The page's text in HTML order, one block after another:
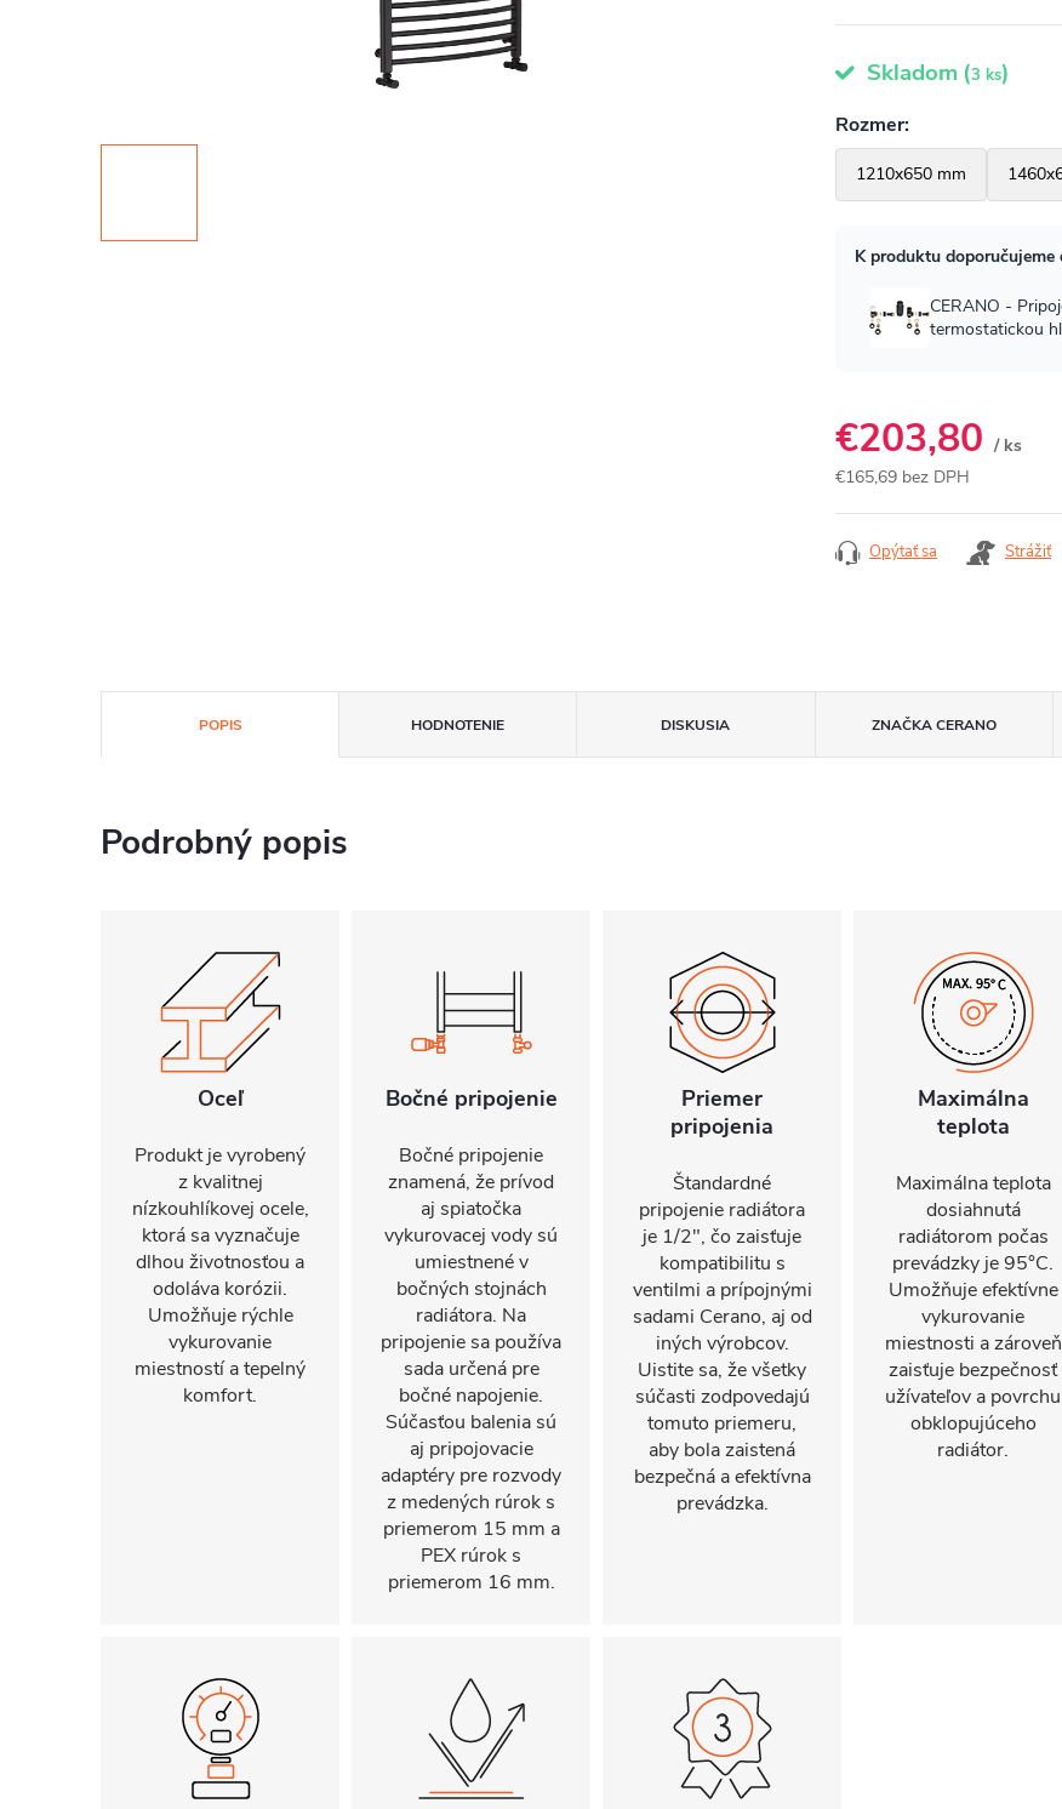
Skladom (3 ks)
€203,80 / ks
€165,69 bez DPH
Opýtať sa Strážiť
POPIS HODNOTENIE DISKUSIA ZNAČKACERANO
Podrobný popis
Oceľ
Produkt je vyrobený
z kvalitnej
nízkouhlíkovej ocele,
ktorá sa vyznačuje
dlhou životnosťou a
odoláva korózii.
Umožňuje rýchle
vykurovanie
miestností a tepelný
komfort.
Bočné pripojenie
Bočné pripojenie
znamená, že prívod
aj spiatočka
vykurovacej vody sú
umiestnené v
bočných stojnách
radiátora. Na
pripojenie sa používa
sada určená pre
bočné napojenie.
Súčasťou balenia sú
aj pripojovacie
adaptéry pre rozvody
z medených rúrok s
priemerom 15 mm a
PEX rúrok s
priemerom 16 mm.
Priemer
pripojenia
Štandardné
pripojenie radiátora
je 1/2", čo zaisťuje
kompatibilitu s
ventilmi a prípojnými
sadami Cerano, aj od
iných výrobcov.
Uistite sa, že všetky
súčasti zodpovedajú
tomuto priemeru,
aby bola zaistená
bezpečná a efektívna
prevádzka.
Maximálna
teplota
Maximálna teplota
dosiahnutá
radiátorom počas
prevádzky je 95°C.
Umožňuje efektívne
vykurovanie
miestnosti a zároveň
zaisťuje bezpečnosť
užívateľov a povrchu
obklopujúceho
radiátor.